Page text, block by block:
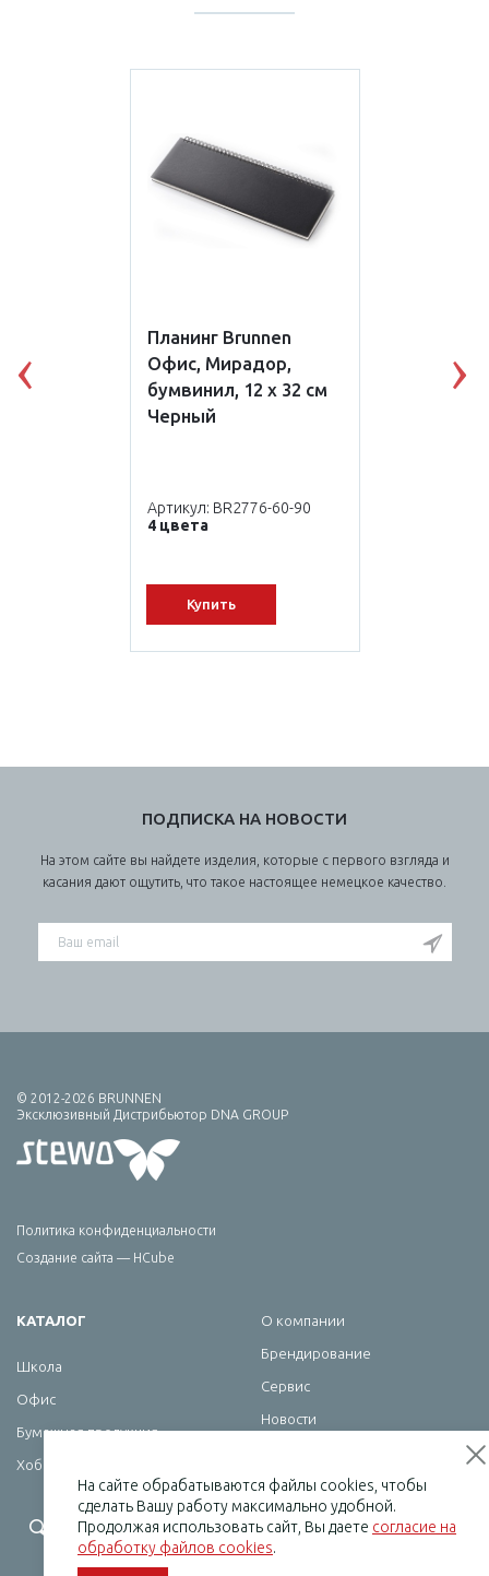
Планинг Brunnen
Офис, Мирадор,
бумвинил, 12 x 32 см
Черный
Артикул: BR2776-60-90
4 цвета
Купить
ПОДПИСКА НА НОВОСТИ
На этом сайте вы найдете изделия, которые с первого взгляда и
касания дают ощутить, что такое настоящее немецкое качество.
© 2012-2026 BRUNNEN
Эксклюзивный Дистрибьютор DNA GROUP
Политика конфиденциальности
Создание сайта — HCube
КАТАЛОГ
Школа
Офис
Бумажная продукция
Хобби
О компании
Брендирование
Сервис
Новости
+7 (495) 232-07-08
На сайте обрабатываются файлы cookies, чтобы
сделать Вашу работу максимально удобной.
Продолжая использовать сайт, Вы даете согласие на
обработку файлов cookies.